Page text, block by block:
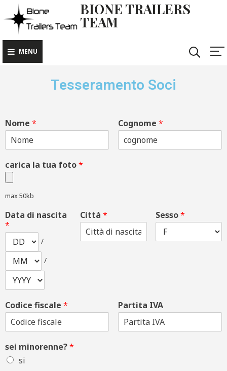
BIONE TRAILERS
TEAM
MENU
Tesseramento Soci
Nome * Cognome *
carica la tua foto*
max 50kb
Data di nascita
*
/
/
Città* Sesso*
Codice fiscale * Partita IVA
sei minorenne?*
si